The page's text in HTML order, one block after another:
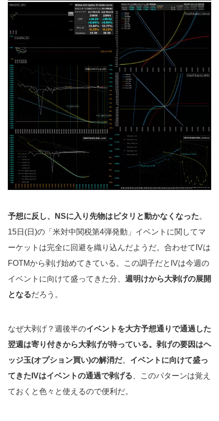
予想に反し、NSに入り先物はピタリと動かなくなった。
15日(日)の「米対中関税第4弾発動」イベントに関してマ
ーケットは完全に回避を織り込んだようだ。合わせてIVは
FOTMから剥げ始めてきている。この調子だとIVは今週の
イベントに向けて盛ってきた分、 週明けから大剥げの展開
となるだろう。
なぜ大剥げ？週後半のイベントを大方予想通りで通過した
翌週は寄り付きから大剥げが待っている。剥げの要因はヘ
ッジ玉(オプション買い)の解消だ。 イベントに向けて盛っ
てきたIVはイベントの通過で剥げる 、このパターンは覚え
ておくと色々と使えるので便利だ。